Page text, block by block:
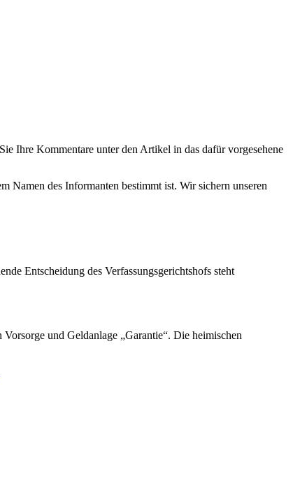
Ihre Kommentare unter den Artikel in das dafür vorgesehene
Namen des Informanten bestimmt ist. Wir sichern unseren
Entscheidung des Verfassungsgerichtshofs steht
und Geldanlage „Garantie“. Die heimischen